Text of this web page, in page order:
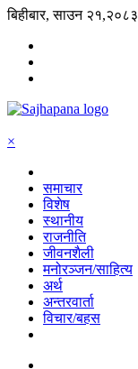
बिहीबार, साउन २१,२०८३
×
समाचार
विशेष
स्थानीय
राजनीति
जीवनशैली
मनोरञ्जन/साहित्य
अर्थ
अन्तरवार्ता
विचार/बहस